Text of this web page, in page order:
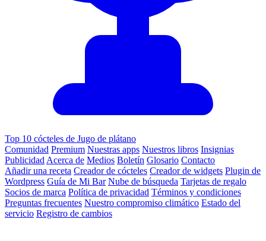
Top 10 cócteles de Jugo de plátano
Comunidad Premium Nuestras apps Nuestros libros Insignias
Publicidad Acerca de Medios Boletín Glosario Contacto
Añadir una receta Creador de cócteles Creador de widgets Plugin de
Wordpress Guía de Mi Bar Nube de búsqueda Tarjetas de regalo
Socios de marca Política de privacidad Términos y condiciones
Preguntas frecuentes Nuestro compromiso climático Estado del
servicio Registro de cambios